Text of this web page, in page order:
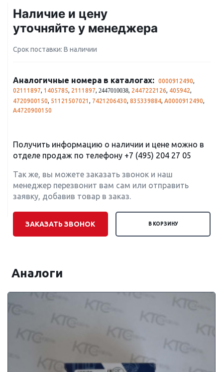
Наличие и цену
уточняйте у менеджера
Срок поставки: В наличии
Аналогичные номера в каталогах: 0000912490,
02111897, 1405785, 2111897, 2447010038, 2447222126, 405942,
4720900150, 51121507021 , 7421206430, 835339884, A0000912490,
A4720900150
Получить информацию о наличии и цене можно в
отделе продаж по телефону +7 (495) 204 27 05
Так же, вы можете заказать звонок и наш
менеджер перезвонит вам сам или отправить
заявку, добавив товар в заказ.
ЗАКАЗАТЬ ЗВОНОК В КОРЗИНУ
Аналоги